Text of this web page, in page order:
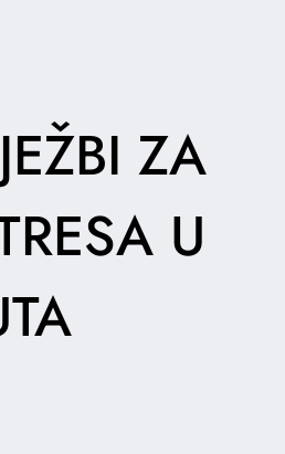
ZA
U